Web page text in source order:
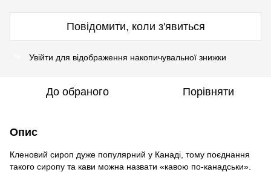
Повідомити, коли з'явиться
Увійти для відображення накопичувальної знижки
До обраного Порівняти
Опис
Кленовий сироп дуже популярний у Канаді, тому поєднання
такого сиропу та кави можна назвати «кавою по-канадськи».